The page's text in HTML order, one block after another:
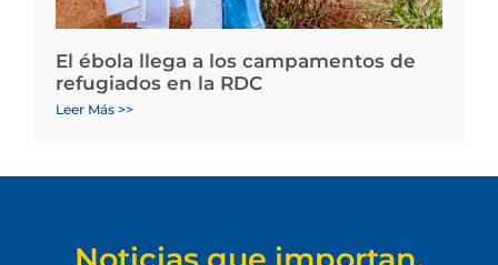
El ébola llega a los campamentos de
refugiados en la RDC
Leer Más >>